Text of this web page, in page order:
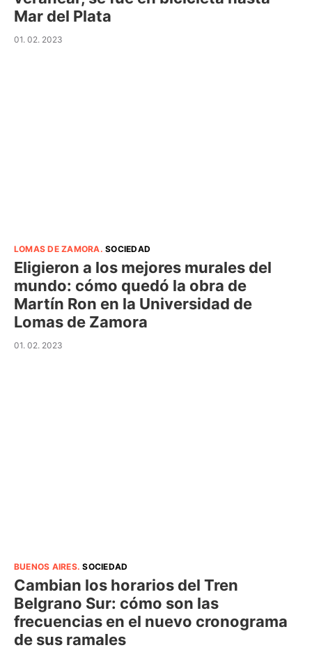
Mar del Plata
01. 02. 2023
LOMAS DE ZAMORA.SOCIEDAD
Eligieron a los mejores murales del
mundo: cómo quedó la obra de
Martín Ron en la Universidad de
Lomas de Zamora
01. 02. 2023
BUENOS AIRES.SOCIEDAD
Cambian los horarios del Tren
Belgrano Sur: cómo son las
frecuencias en el nuevo cronograma
de sus ramales